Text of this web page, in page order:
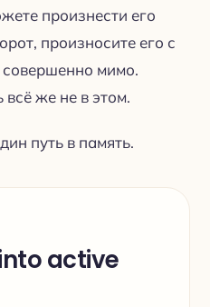
произнести его
произносите его с
мимо.
же не в этом.
путь в память.
active